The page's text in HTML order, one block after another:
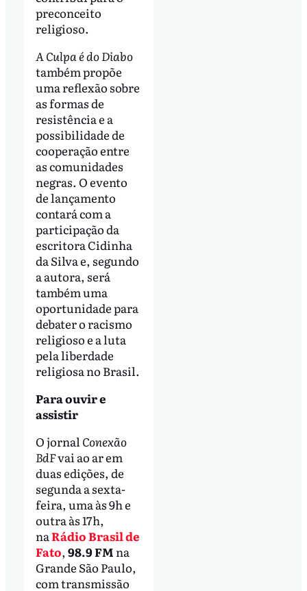
preconceito
religioso.
A Culpa é do Diabo
também propõe
uma reflexão sobre
as formas de
resistência e a
possibilidade de
cooperação entre
as comunidades
negras. O evento
de lançamento
contará com a
participação da
escritora Cidinha
da Silva e, segundo
a autora, será
também uma
oportunidade para
debater o racismo
religioso e a luta
pela liberdade
religiosa no Brasil.
Para ouvir e
assistir
O jornal Conexão
BdFvai ao ar em
duas edições, de
segunda a sexta-
feira, uma às 9h e
outra às 17h,
naRádio Brasil de
Fato, 98.9 FM na
Grande São Paulo,
com transmissão